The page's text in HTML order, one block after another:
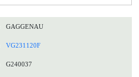
GAGGENAU
VG231120F
G240037